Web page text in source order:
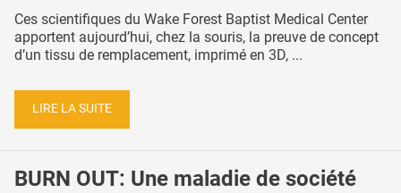
Ces scientifiques du Wake Forest Baptist Medical Center
apportent aujourd’hui, chez la souris, la preuve de concept
d’un tissu de remplacement, imprimé en 3D, ...
LIRE LA SUITE
BURN OUT: Une maladie de société